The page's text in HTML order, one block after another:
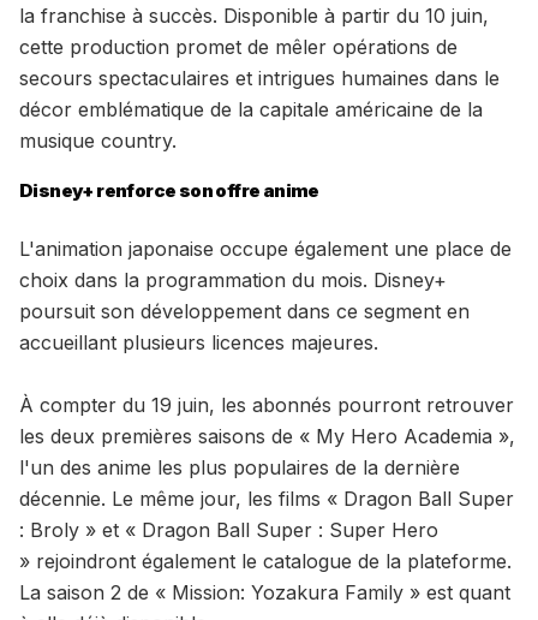
la franchise à succès. Disponible à partir du 10 juin,
cette production promet de mêler opérations de
secours spectaculaires et intrigues humaines dans le
décor emblématique de la capitale américaine de la
musique country.
Disney+ renforce son offre anime
L'animation japonaise occupe également une place de
choix dans la programmation du mois. Disney+
poursuit son développement dans ce segment en
accueillant plusieurs licences majeures.
À compter du 19 juin, les abonnés pourront retrouver
les deux premières saisons de « My Hero Academia »,
l'un des anime les plus populaires de la dernière
décennie. Le même jour, les films « Dragon Ball Super
: Broly » et « Dragon Ball Super : Super Hero
» rejoindront également le catalogue de la plateforme.
La saison 2 de « Mission: Yozakura Family » est quant